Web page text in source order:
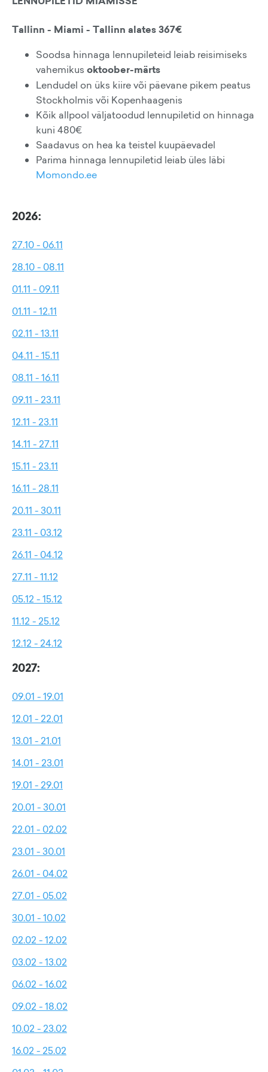
Tallinn - Miami - Tallinn alates 367€
Soodsa hinnaga lennupileteid leiab reisimiseks
vahemikus oktoober-märts
Lendudel on üks kiire või päevane pikem peatus
Stockholmis või Kopenhaagenis
Kõik allpool väljatoodud lennupiletid on hinnaga
kuni 480€
Saadavus on hea ka teistel kuupäevadel
Parima hinnaga lennupiletid leiab üles läbi
Momondo.ee
2026:
27.10 - 06.11
28.10 - 08.11
01.11 - 09.11
01.11 - 12.11
02.11 - 13.11
04.11 - 15.11
08.11 - 16.11
09.11 - 23.11
12.11 - 23.11
14.11 - 27.11
15.11 - 23.11
16.11 - 28.11
20.11 - 30.11
23.11 - 03.12
26.11 - 04.12
27.11 - 11.12
05.12 - 15.12
11.12 - 25.12
12.12 - 24.12
2027:
09.01 - 19.01
12.01 - 22.01
13.01 - 21.01
14.01 - 23.01
19.01 - 29.01
20.01 - 30.01
22.01 - 02.02
23.01 - 30.01
26.01 - 04.02
27.01 - 05.02
30.01 - 10.02
02.02 - 12.02
03.02 - 13.02
06.02 - 16.02
09.02 - 18.02
10.02 - 23.02
16.02 - 25.02